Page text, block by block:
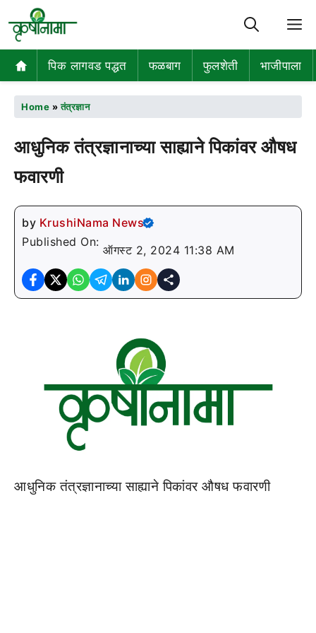
पिक लागवड पद्धत फळबाग फुलशेती भाजीपाला
Home »तंत्रज्ञान
आधुनिक तंत्रज्ञानाच्या साह्याने पिकांवर औषध
फवारणी
by KrushiNama News
Published On:
ऑगस्ट 2, 2024 11:38 AM
आधुनिक तंत्रज्ञानाच्या साह्याने पिकांवर औषध फवारणी